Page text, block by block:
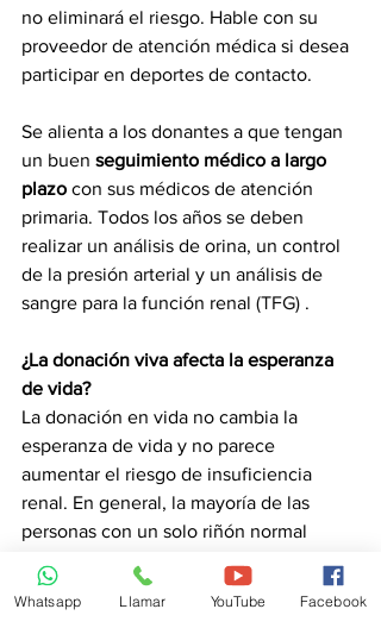
no eliminará el riesgo. Hable con su
proveedor de atención médica si desea
participar en deportes de contacto.
Se alienta a los donantes a que tengan
un buen seguimiento médico a largo
plazo con sus médicos de atención
primaria. Todos los años se deben
realizar un análisis de orina, un control
de la presión arterial y un análisis de
sangre para la función renal (TFG) .
¿La donación viva afecta la esperanza
de vida?
La donación en vida no cambia la
esperanza de vida y no parece
aumentar el riesgo de insuficiencia
renal. En general, la mayoría de las
personas con un solo riñón normal
embargo, siempre debe hablar con su
equipo de trasplante sobre los riesgos
Whatsapp Llamar YouTube Facebook